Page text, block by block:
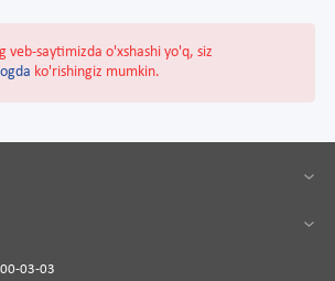
veb-saytimizda o'xshashi yo'q, siz
ko'rishingiz mumkin.
03-03